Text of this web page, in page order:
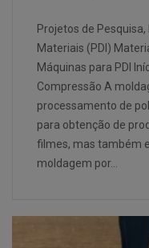
Projetos de
Materiais (PDI)
Máquinas para PDI
Compressão A
processamento de
para obtenção de
filmes, mas também
moldagem por…